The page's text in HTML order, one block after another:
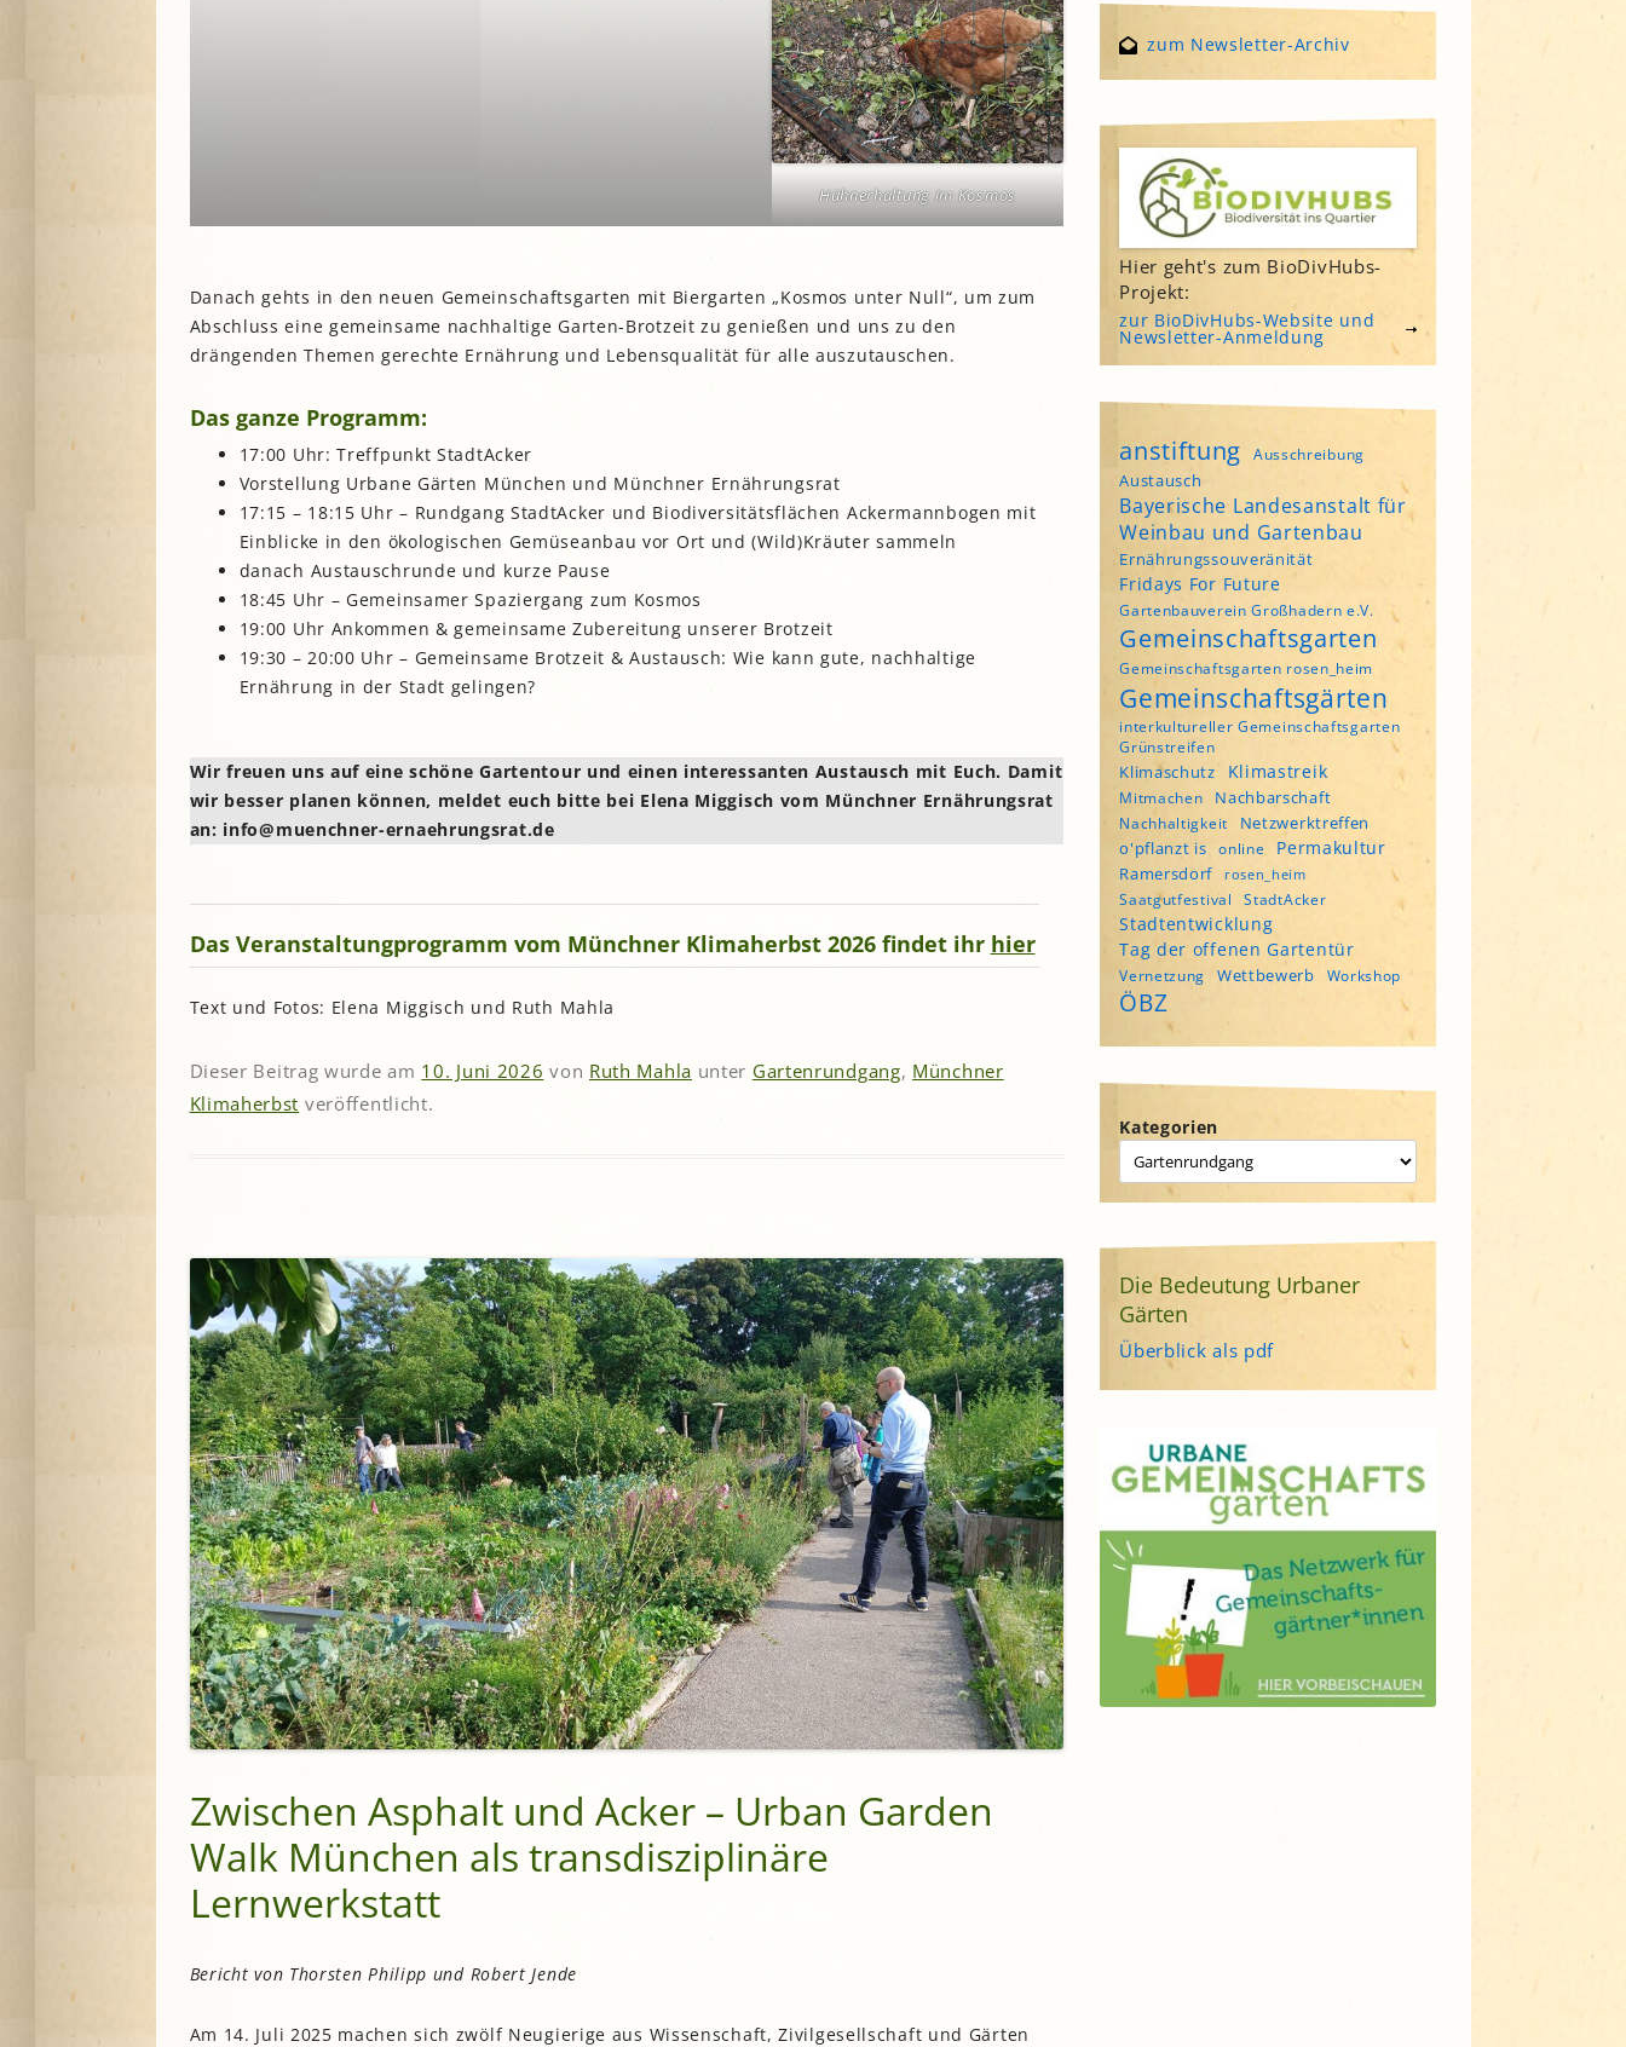
Hühnerhaltung im Kosmos
Danach gehts in den neuen Gemeinschaftsgarten mit Biergarten „Kosmos unter Null“, um zum
Abschluss eine gemeinsame nachhaltige Garten-Brotzeit zu genießen und uns zu den
drängenden Themen gerechte Ernährung und Lebensqualität für alle auszutauschen.
Das ganze Programm:
17:00 Uhr: Treffpunkt StadtAcker
Vorstellung Urbane Gärten München und Münchner Ernährungsrat
17:15 – 18:15 Uhr – Rundgang StadtAcker und Biodiversitätsflächen Ackermannbogen mit
Einblicke in den ökologischen Gemüseanbau vor Ort und (Wild)Kräuter sammeln
danach Austauschrunde und kurze Pause
18:45 Uhr – Gemeinsamer Spaziergang zum Kosmos
19:00 Uhr Ankommen & gemeinsame Zubereitung unserer Brotzeit
19:30 – 20:00 Uhr – Gemeinsame Brotzeit & Austausch: Wie kann gute, nachhaltige
Ernährung in der Stadt gelingen?
Wir freuen uns auf eine schöne Gartentour und einen interessanten Austausch mit Euch. Damit
wir besser planen können, meldet euch bitte bei Elena Miggisch vom Münchner Ernährungsrat
an: info@muenchner-ernaehrungsrat.de
Das Veranstaltungprogramm vom Münchner Klimaherbst 2026 findet ihr hier
Text und Fotos: Elena Miggisch und Ruth Mahla
Dieser Beitrag wurde am 10. Juni 2026 von Ruth Mahla unter Gartenrundgang, Münchner
Klimaherbst veröffentlicht.
Zwischen Asphalt und Acker – Urban Garden
Walk München als transdisziplinäre
Lernwerkstatt
Bericht von Thorsten Philipp und Robert Jende
Am 14. Juli 2025 machen sich zwölf Neugierige aus Wissenschaft, Zivilgesellschaft und Gärten
zum Newsletter-Archiv
Hier geht's zum BioDivHubs-
Projekt:
zur BioDivHubs-Website und
Newsletter-Anmeldung
anstiftung Ausschreibung
Austausch
Bayerische Landesanstalt für
Weinbau und Gartenbau
Ernährungssouveränität
Fridays For Future
Gartenbauverein Großhadern e.V.
Gemeinschaftsgarten
Gemeinschaftsgarten rosen_heim
Gemeinschaftsgärten
interkultureller Gemeinschaftsgarten
Grünstreifen
Klimaschutz Klimastreik
Mitmachen Nachbarschaft
Nachhaltigkeit
Netzwerktreffen
o'pflanzt is
online Permakultur
Ramersdorf rosen_heim
Saatgutfestival StadtAcker
Stadtentwicklung
Tag der offenen Gartentür
Vernetzung Wettbewerb Workshop
ÖBZ
Kategorien
Die Bedeutung Urbaner
Gärten
Überblick als pdf